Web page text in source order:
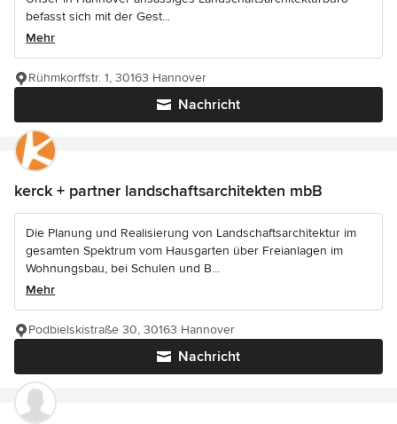
befasst sich mit der Gest...
Mehr
Nachricht
Rühmkorffstr. 1, 30163 Hannover
kerck + partner landschaftsarchitekten mbB
Die Planung und Realisierung von Landschaftsarchitektur im
gesamten Spektrum vom Hausgarten über Freianlagen im
Wohnungsbau, bei Schulen und B...
Mehr
Nachricht
Podbielskistraße 30, 30163 Hannover